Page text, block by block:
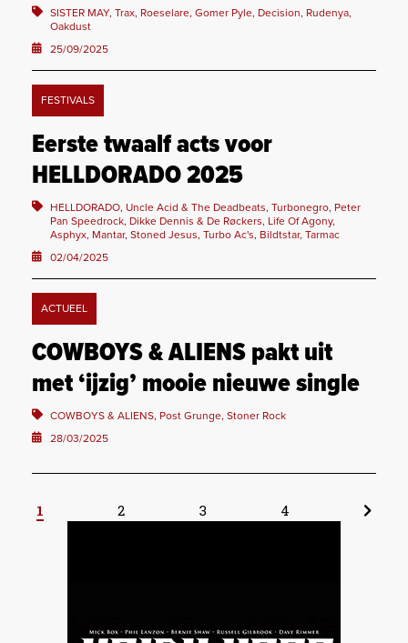
SISTER MAY, Trax, Roeselare, Gomer Pyle, Decision, Rudenya,
Oakdust
25/09/2025
FESTIVALS
Eerste twaalf acts voor
HELLDORADO 2025
HELLDORADO, Uncle Acid & The Deadbeats, Turbonegro, Peter
Pan Speedrock, Dikke Dennis & De Røckers, Life Of Agony,
Asphyx, Mantar, Stoned Jesus, Turbo Ac's, Bildtstar, Tarmac
02/04/2025
ACTUEEL
COWBOYS & ALIENS pakt uit
met ‘ijzig’ mooie nieuwe single
COWBOYS & ALIENS, Post Grunge, Stoner Rock
28/03/2025
1 2 3 4